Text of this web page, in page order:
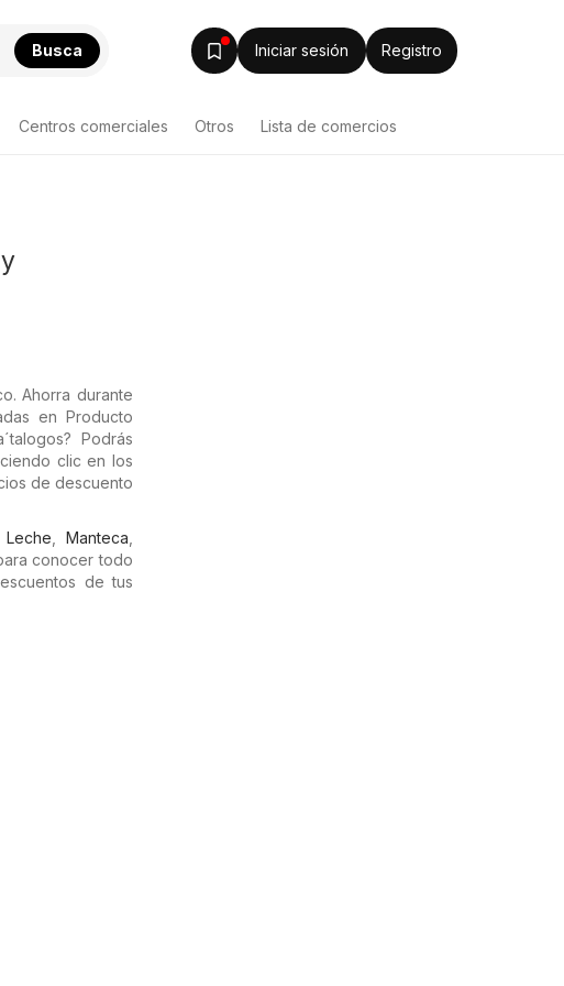
Busca Iniciar sesión Registro
Centros comerciales Otros Lista de comercios
Ahorra durante
en Producto
Podrás
clic en los
de descuento
Leche ,Manteca
conocer todo
de tus